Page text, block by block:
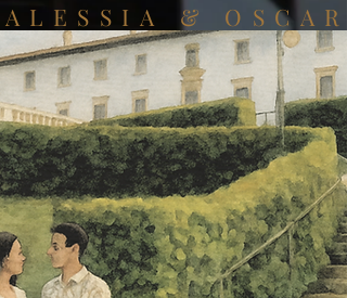
ALESSIA & OSCAR